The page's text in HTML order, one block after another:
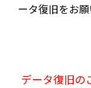
ータ復旧をお願
データ復旧の